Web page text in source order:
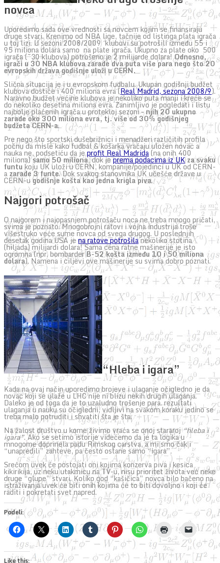
novca
Uporedimo sada ove vrednosti sa novcem kojim se finansiraju
druge stvari. Krenimo od NBA lige, tačnije od listinga plata igrača
u toj lizi. U sezoni 2008/2009 klubovi su potrošili između 55 i
95 miliona dolara samo na plate igrača. Ukupno za plate oko 500
igrača (~30 klubova) potrošeno je 2 milijarde dolara!Odnosno,
igrači u 30 NBA klubova zarade dva puta više para nego što 20
evropskih država godišnje uloži u CERN.
Slična situacija je i u evropskom fudbalu. Ukupan godišnji budžet
klubova dostiče i 400 miliona evra (Real Madrid, sezona 2008/9).
Naravno budžet većine klubova je nekoliko puta manji i kreće se
do nekoliko desetina miliona evra. Zanimljivo je pogledati i listu
najbolje plaćenih igrača u protekloj sezoni –njih 20 ukupno
zarade oko 300 miliona evra, tj. više od 30% godišnjeg
budžeta CERN-a.
Pre nego što sportski dušebrižnici i menadžeri različitih profila
počnu da misle kako fudbal & košarka vraćaju uložen novac a
nauka ne, podsetiću da jeprofit Real Madrida(na onih 400
miliona)samo 50 miliona, dok jeprema podacima iz UK za svaku
funtu koju UK uloži u CERN, kompanije/pojedinci u UK od CERN-
a zarade 3 funte. Dok svakog stanovnika UK učešće države u
CERN-ugodišnje košta kao jedna krigla piva.
Najgori potrošač
O najgorem i najopasnjem potrošaču noca ne treba mnogo pričati,
svima je poznato. Mnogobrojni ratovi i vojna industrija troše
višestruko veće sume novca od svega drugog. U poslednjih
desetak godina USA jena ratove potrošilanekoliko stotina
(hiljada) milijardi dolara! Sama cena ratne mašinerije je isto
ogromna (npr. bombarderB-52 košta između 10 i 50 miliona
dolara). Namena i ciljevi ove mašinerije su svima dobro poznati.
“Hleba i igara”
Kada na ovaj način uporedimo brojeve i ulaganje očigledno je da
novac koji se ulaže u LHC nije ni blizu nekih drugih ulaganja.
Daleko je od toga da je to uzaludno trošenje para. rezultati
ulaganja u nauku su očigledni, vidljivi na svakom koraku jedino se
treba malo potruditi i shvatiti šta je šta.
Na žalost društvo u kome živimo vraća se onoj stararoj“hleba i
igara”. Ako se setimo istorije videćemo da je ta logika u
mnogome doprinela padu Rimskog carstva, a mi smo čak i
“unapredili” zahteve, pa često ostane samo “igara”.
Srećom uvek će postojati oni kojima konzerva piva i kesica
kikirikija, uz neku utakmicu na TV-u, nisu prioritet života već neke
druge “glupe” stvari. Koliko god “kašičica” novca bilo bačeno na
istraživanja uvek će biti onih kojima će to biti dovoljno i koji će
raditi i pokretati svet napred.
Podeli:
Like this: